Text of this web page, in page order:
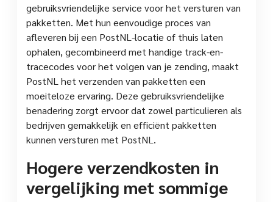
gebruiksvriendelijke service voor het versturen van
pakketten. Met hun eenvoudige proces van
afleveren bij een PostNL-locatie of thuis laten
ophalen, gecombineerd met handige track-en-
tracecodes voor het volgen van je zending, maakt
PostNL het verzenden van pakketten een
moeiteloze ervaring. Deze gebruiksvriendelijke
benadering zorgt ervoor dat zowel particulieren als
bedrijven gemakkelijk en efficiënt pakketten
kunnen versturen met PostNL.
Hogere verzendkosten in
vergelijking met sommige